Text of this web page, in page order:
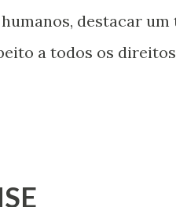
destacar um
a todos os direitos